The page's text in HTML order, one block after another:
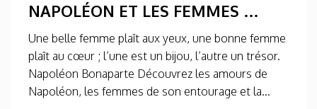
NAPOLÉON ET LES FEMMES …
Une belle femme plaît aux yeux, une bonne femme
plaît au cœur ; l’une est un bijou, l’autre un trésor.
Napoléon Bonaparte Découvrez les amours de
Napoléon, les femmes de son entourage et la...